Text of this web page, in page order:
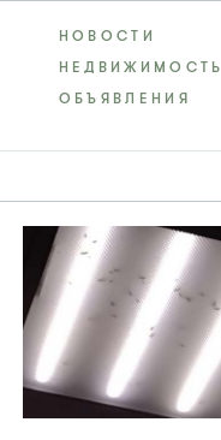
НОВОСТИ
НЕДВИЖИМОСТЬ
ОБЪЯВЛЕНИЯ